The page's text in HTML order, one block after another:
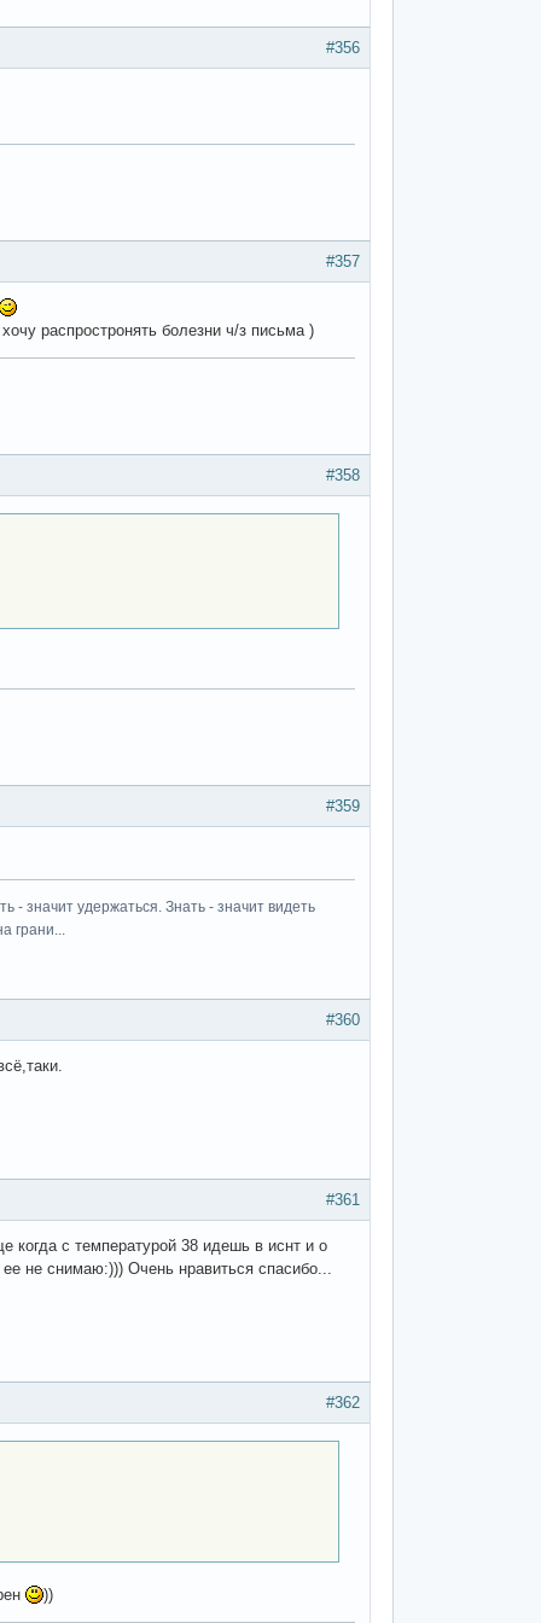
#356
#357
распростронять болезни ч/з письма )
#358
#359
- значит удержаться. Знать - значит видеть
грани...
#360
#361
когда с температурой 38 идешь в иснт и о
не снимаю:))) Очень нравиться спасибо...
#362
))